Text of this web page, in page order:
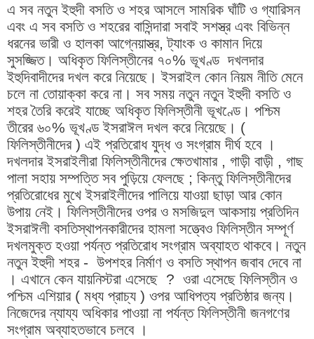
এ সব নতুন ইহুদী বসতি ও শহর আসলে সামরিক ঘাঁটি ও গ্যারিসন
এবং এ সব বসতি ও শহরের বাসিন্দারা সবাই সশস্ত্র এবং বিভিন্ন
ধরনের ভারী ও হালকা আগ্নেয়াস্ত্র, ট্যাংক ও কামান দিয়ে
সুসজ্জিত। অধিকৃত ফিলিস্তীনের ৭০% ভূখণ্ড দখলদার
ইহুদিবাদীদের দখল করে নিয়েছে। ইসরাইল কোন নিয়ম নীতি মেনে
চলে না তোয়াক্কা করে না। সব সময় নতুন নতুন ইহুদী বসতি ও
শহর তৈরি করেই যাচ্ছে অধিকৃত ফিলিস্তীনী ভূখণ্ডে। পশ্চিম
তীরের ৬০% ভূখণ্ড ইসরাঈল দখল করে নিয়েছে। (
ফিলিস্তীনীদের ) এই প্রতিরোধ যুদ্ধ ও সংগ্রাম দীর্ঘ হবে ।
দখলদার ইসরাইলীরা ফিলিস্তীনীদের ক্ষেতখামার , গাড়ী বাড়ী , গাছ
পালা সহায় সম্পত্তি সব পুড়িয়ে ফেলছে ; কিন্তু ফিলিস্তীনীদের
প্রতিরোধের মুখে ইসরাইলীদের পালিয়ে যাওয়া ছাড়া আর কোন
উপায় নেই। ফিলিস্তীনীদের ওপর ও মসজিদুল আকসায় প্রতিদিন
ইসরাঈলী বসতিস্থাপনকারীদের হামলা সত্ত্বেও ফিলিস্তীন সম্পূর্ণ
দখলমুক্ত হওয়া পর্যন্ত প্রতিরোধ সংগ্রাম অব্যাহত থাকবে। নতুন
নতুন ইহুদী শহর - উপশহর নির্মাণ ও বসতি স্থাপন জবাব দেবে না
। এখানে কেন যায়নিস্টরা এসেছে ? ওরা এসেছে ফিলিস্তীন ও
পশ্চিম এশিয়ার ( মধ্য প্রাচ্য ) ওপর আধিপত্য প্রতিষ্ঠার জন্য।
নিজেদের ন্যায্য অধিকার পাওয়া না পর্যন্ত ফিলিস্তীনী জনগণের
সংগ্রাম অব্যাহতভাবে চলবে ।